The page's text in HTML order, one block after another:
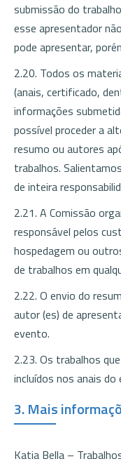
submissão do
esse apresentador
pode apresentar,
2.20. Todos os
(anais, certificado,
informações
possível proceder a
resumo ou autores
trabalhos.
de inteira
2.21. A Comissão
responsável pelos
hospedagem ou
de trabalhos em
2.22. O envio do
autor (es) de
evento.
2.23. Os trabalhos
incluídos nos anais do
3. Mais
Katia Bella –